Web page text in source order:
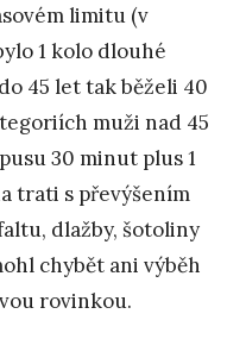
limitu (v
1 kolo dlouhé
45 let tak běželi 40
muži nad 45
30 minut plus 1
trati s převýšením
dlažby, šotoliny
chybět ani výběh
rovinkou.